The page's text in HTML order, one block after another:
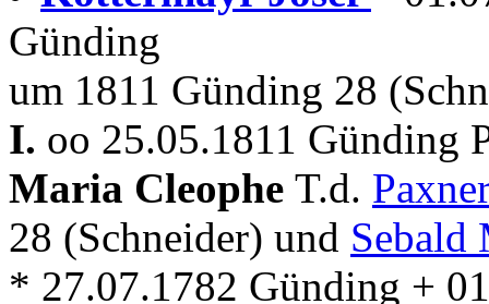
Günding
um 1811 Günding 28
I. oo 25.05.1811
Maria Cleophe T.d.
28 (Schneider) und Sebald
* 27.07.1782 Günding +